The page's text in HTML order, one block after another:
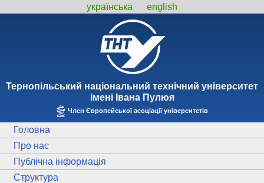
українська english
Тернопiльський національний технiчний унiверситет
iменi Iвана Пулюя
Член Європейської асоціації університетів
Головна
Про нас
Публічна інформація
Структура